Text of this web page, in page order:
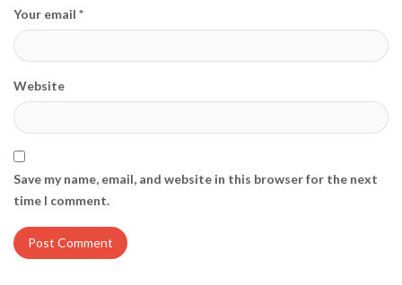
Your email *
Website
Save my name, email, and website in this browser for the next
time I comment.